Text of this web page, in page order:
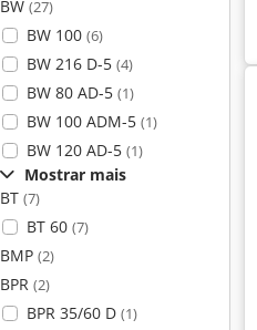
BW (27)
BW 100 (6)
BW 216 D-5 (4)
BW 80 AD-5 (1)
BW 100 ADM-5 (1)
BW 120 AD-5 (1)
Mostrar mais
BT (7)
BT 60 (7)
BMP (2)
BPR (2)
BPR 35/60 D (1)